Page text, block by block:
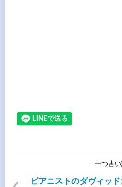
一つ古
ピアニストのダヴィッ